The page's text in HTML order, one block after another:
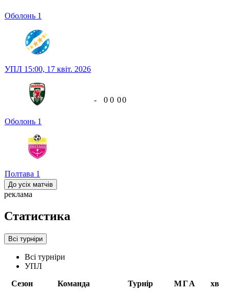
Оболонь 1
УПЛ 15:00, 17 квіт. 2026
Оболонь 1
Полтава 1
- 0 0 00
До усіх матчів
реклама
Статистика
Всі турніри
Всі турніри
УПЛ
Сезон
Команда Турнір МГА хв